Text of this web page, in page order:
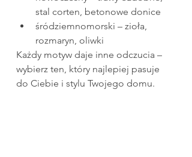
stal corten, betonowe donice
śródziemnomorski – zioła,
rozmaryn, oliwki
Każdy motyw daje inne odczucia –
wybierz ten, który najlepiej pasuje
do Ciebie i stylu Twojego domu.